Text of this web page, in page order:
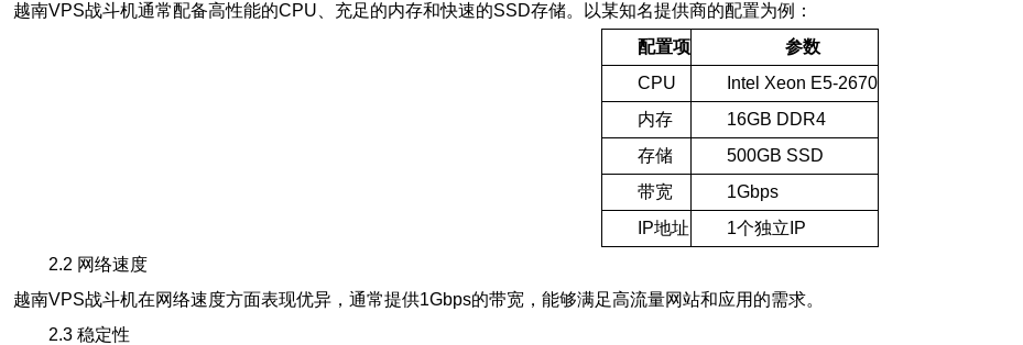
越南VPS战斗机通常配备高性能的CPU、充足的内存和快速的SSD存储。以某知名提供商的配置为例：
配置项
参数
CPU
Intel Xeon E5-2670
内存
16GB DDR4
存储
500GB SSD
带宽
1Gbps
IP地址
1个独立IP
2.2 网络速度
越南VPS战斗机在网络速度方面表现优异，通常提供1Gbps的带宽，能够满足高流量网站和应用的需求。
2.3 稳定性